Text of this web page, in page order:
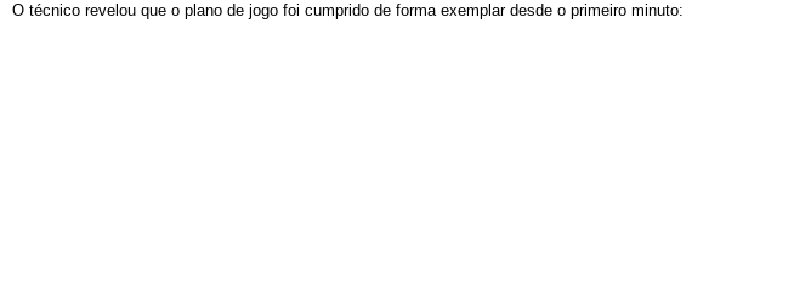
O técnico revelou que o plano de jogo foi cumprido de forma exemplar desde o primeiro minuto: